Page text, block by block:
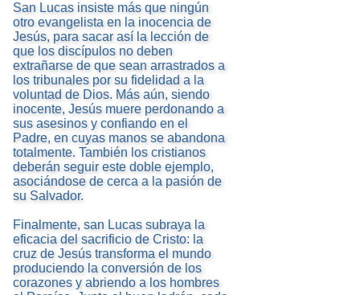
San Lucas insiste más que ningún
otro evangelista en la inocencia de
Jesús, para sacar así la lección de
que los discípulos no deben
extrañarse de que sean arrastrados a
los tribunales por su fidelidad a la
voluntad de Dios. Más aún, siendo
inocente, Jesús muere perdonando a
sus asesinos y confiando en el
Padre, en cuyas manos se abandona
totalmente. También los cristianos
deberán seguir este doble ejemplo,
asociándose de cerca a la pasión de
su Salvador.
Finalmente, san Lucas subraya la
eficacia del sacrificio de Cristo: la
cruz de Jesús transforma el mundo
produciendo la conversión de los
corazones y abriendo a los hombres